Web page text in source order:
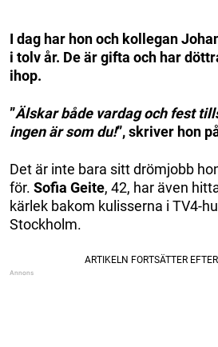
I dag har hon och kollegan
i tolv år. De är gifta och har
ihop.
”Älskar både vardag och fest
ingen är som du!”, skriver hon
Det är inte bara sitt drömjobb
för. Sofia Geite, 42, har även
kärlek bakom kulisserna i TV4-
Stockholm.